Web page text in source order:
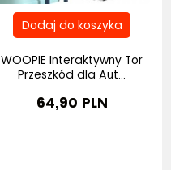
WOOPIE Interaktywny Tor
Przeszkód dla Aut...
64,90 PLN